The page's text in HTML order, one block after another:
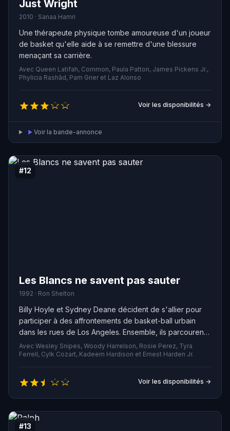
Just Wright
2010 · Sanaa Hamri
Une thérapeute physique tombe amoureuse d'un joueur
de basket qu'elle aide à se remettre d'une blessure
menaçant sa carrière.
Avec Queen Latifah, Common, Paula Patton, James Pickens Jr.,
Phylicia Rashād, Pam Grier et Laz Alonso
Voir les disponibilités →
Voir la bande-annonce
#12
Les Blancs ne savent pas sauter
1992 · Ron Shelton
Billy Hoyle et Sydney Deane décident de s'allier pour
participer à des affrontements de basket-ball urbain
dans les rues de Los Angeles. Ensemble, ils parcourent
Venice Beach et les quartiers des communautés noires,
utilisant le talent de Billy pour remporter des victoires
surprenantes. Grâce à cette association, ils gagnent un
peu d'argent et affrontent des défis personnels
inattendus.
Avec Wesley Snipes, Woody Harrelson, Rosie Perez, Tyra
Ferrell, Cylk Cozart, Kadeem Hardison et Ernest Harden Jr.
Voir les disponibilités →
#13